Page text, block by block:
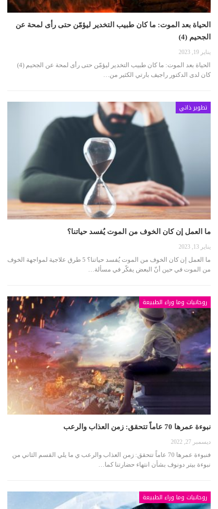
الحياة بعد الموت: ما كان طبيب التخدير ليؤمّن حتى رأى لمحة عن
الجحيم (4)
يناير 19, 2023
الحياة بعد الموت: ما كان طبيب التخدير ليؤمّن حتى رأى لمحة عن الجحيم (4)
كان لدى الدكتور راجيف بارتي الكثير من…
تطوير ذاتي
ما العمل إن كان الخوف من الموت يُفسد حياتنا؟
يناير 13, 2023
ما العمل إن كان الخوف من الموت يُفسد حياتنا؟ 5 طرق علاجية لمواجهة الخوف
من الموت في حين أنّ البعض يفكّر في مسألة…
روحانيات وما وراء الطبيعة
نبوءة عمرها 70 عاماً تتحقق: زمن العذاب والرعب
ديسمبر 27, 2022
فنبوءة عمرها 70 عاماً تتحقق: زمن العذاب والرعب ي ما يلي القسم الثاني من
نبوءة بيتر دونوف بشأن انتهاء حضارتنا كما…
روحانيات وما وراء الطبيعة